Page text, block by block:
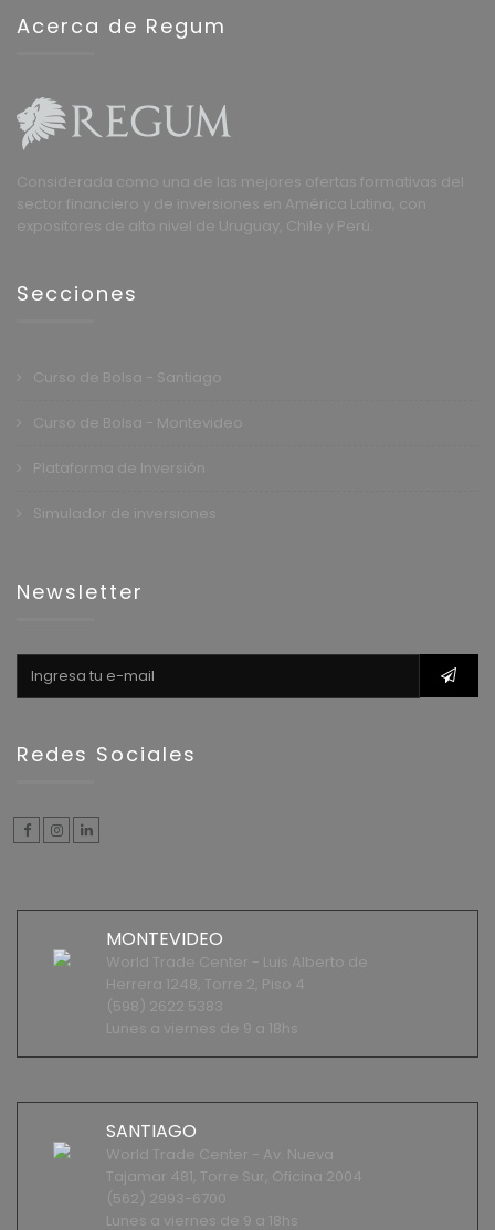
Acerca de Regum
Considerada como una de las mejores ofertas formativas del
sector financiero y de inversiones en América Latina, con
expositores de alto nivel de Uruguay, Chile y Perú.
Secciones
Curso de Bolsa - Santiago
Curso de Bolsa - Montevideo
Plataforma de Inversión
Simulador de inversiones
Newsletter
Redes Sociales
MONTEVIDEO
World Trade Center - Luis Alberto de
Herrera 1248, Torre 2, Piso 4
(598) 2622 5383
Lunes a viernes de 9 a 18hs
SANTIAGO
World Trade Center - Av. Nueva
Tajamar 481, Torre Sur, Oficina 2004
(562) 2993-6700
Lunes a viernes de 9 a 18hs